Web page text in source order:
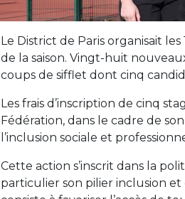
Le District de Paris organisait
de la saison. Vingt-huit
coups de sifflet dont cinq
Les frais d’inscription de cinq
Fédération, dans le cadre de
l’inclusion sociale et
Cette action s’inscrit dans la
particulier son pilier inclusion et